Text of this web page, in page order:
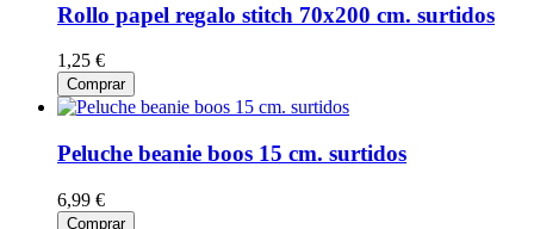
Rollo papel regalo stitch 70x200 cm. surtidos
1,25 €
Comprar
Peluche beanie boos 15 cm. surtidos
6,99 €
Comprar